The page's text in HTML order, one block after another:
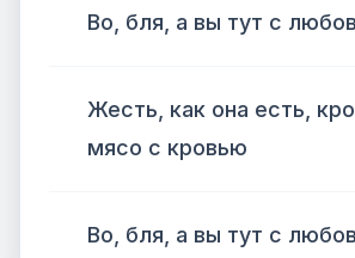
Во, бля, а вы тут с
Жесть, как она есть,
мясо с кровью
Во, бля, а вы тут с